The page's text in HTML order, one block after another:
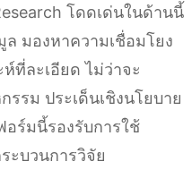
โดดเด่นในด้านนี้
มองหาความเชื่อมโยง
ห์ที่ละเอียด ไม่ว่าจะ
รม ประเด็นเชิงนโยบาย
ร์มนี้รองรับการใช้
ะบวนการวิจัย